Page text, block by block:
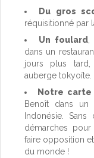
Du gros
réquisitionné par
Un foulard
dans un
jours plus tard,
auberge tokyoïte.
Notre carte
Benoît dans un
Indonésie.
démarches
faire opposition et
du monde !